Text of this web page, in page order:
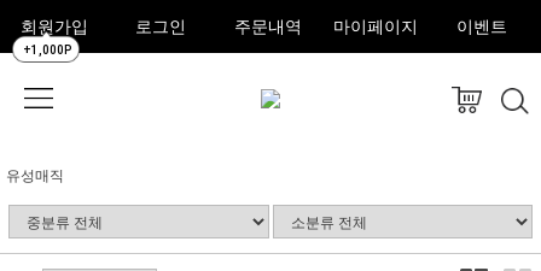
회원가입
+1,000P
로그인 주문내역 마이페이지 이벤트
유성매직